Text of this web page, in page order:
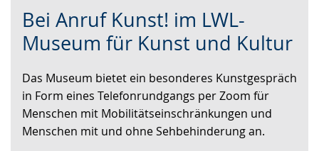
Bei Anruf Kunst! im LWL-
Museum für Kunst und Kultur
Leichten
Sprache
wechseln.
Audio-
Unterstützung.
Video
in
Deutscher
Gebärdensprache
wird
angezeigt.
Das Museum bietet ein besonderes Kunstgespräch
in Form eines Telefonrundgangs per Zoom für
Menschen mit Mobilitätseinschränkungen und
Menschen mit und ohne Sehbehinderung an.